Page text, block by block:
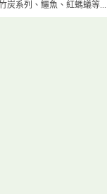
炭系列、鱷魚、紅螞蟻等...